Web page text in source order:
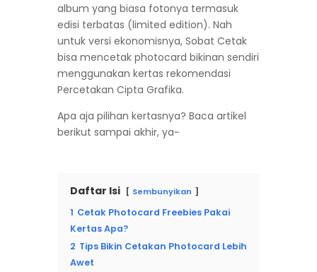
album yang biasa fotonya termasuk
edisi terbatas (limited edition). Nah
untuk versi ekonomisnya, Sobat Cetak
bisa mencetak photocard bikinan sendiri
menggunakan kertas rekomendasi
Percetakan Cipta Grafika.
Apa aja pilihan kertasnya? Baca artikel
berikut sampai akhir, ya~
Daftar Isi Sembunyikan
1 Cetak Photocard Freebies Pakai
Kertas Apa?
2 Tips Bikin Cetakan Photocard Lebih
Awet